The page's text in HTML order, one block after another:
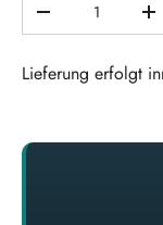
MENGE
Lieferung erfolgt